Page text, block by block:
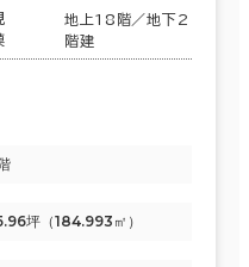
地上18階／地下2
階建
坪（184.993㎡）